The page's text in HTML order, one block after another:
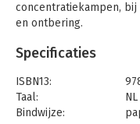
concentratiekampen,
en ontbering.
De meest onschuldige
de kinderen. De
miljoen Joodse
Maar daarnaast
fysieke en mentale
Specificaties
ISBN13:
Taal:
NL
Bindwijze: